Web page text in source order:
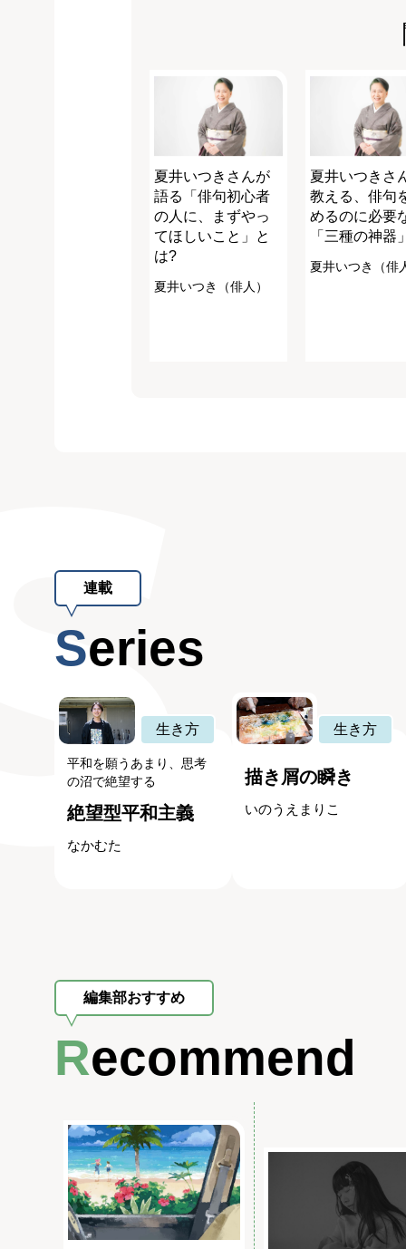
夏井いつきさんが
語る「俳句初心者
の人に、まずやっ
てほしいこと」と
は?
夏井いつき（俳人）
夏井いつきさ
教える、俳句
めるのに必要
「三種の神器
夏井いつき（俳
連載
Series
生き方
平和を願うあまり、思考
の沼で絶望する
絶望型平和主義
なかむた
生き方
描き屑の瞬き
いのうえまりこ
編集部おすすめ
Recommend